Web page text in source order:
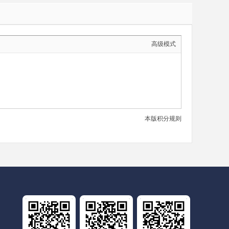
高级模式
本版积分规则